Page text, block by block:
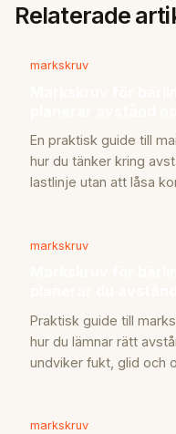
Relaterade
markskruv
En praktisk guide till
hur du tänker kring
lastlinje utan att låsa
markskruv
Praktisk guide till
hur du lämnar rätt
undviker fukt, glid och
markskruv